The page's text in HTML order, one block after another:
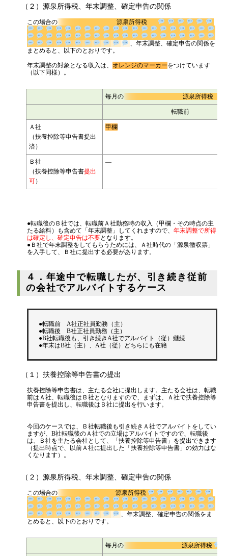
（２）源泉所得税、年末調整、確定申告の関係
この場合の 源泉所得税
、年末調整、確定申告の関係を
まとめると、以下のとおりです。
年末調整の対象となる収入は、 オレンジのマーカーをつけています
（以下同様）。
毎月の 源泉所得税
転職前
Ａ社
（扶養控除等申告書提出
済）
甲欄
Ｂ社
（扶養控除等申告書提出
可）
―
●転職後のＢ社では、転職前Ａ社勤務時の収入（甲欄・その時点の主
たる給料）も含めて「年末調整」してくれますので、 年末調整で所得
は確定し、確定申告は不要となります。
●Ｂ社で年末調整をしてもらうためには、Ａ社時代の「源泉徴収票」
を入手して、Ｂ社に提出する必要があります。
４．年途中で転職したが、引き続き従前
の会社でアルバイトするケース
●転職前 A社正社員勤務（主）
●転職後 B社正社員勤務（主）
●B社転職後も、引き続きA社でアルバイト（従）継続
●年末はB社（主）、A社（従）どちらにも在籍
（１）扶養控除等申告書の提出
扶養控除等申告書は、主たる会社に提出します。主たる会社は、転職
前はＡ社、転職後はＢ社となりますので、まずは、Ａ社で扶養控除等
申告書を提出し、転職後はＢ社に提出を行います。
今回のケースでは、Ｂ社転職後も引き続きＡ社でアルバイトをしてい
ますが、B社転職後のＡ社での立場はアルバイトですので、転職後
は、Ｂ社を主たる会社として、「扶養控除等申告書」を提出できます
（提出時点で、以前Ａ社に提出した「扶養控除等申告書」の効力はな
くなります）。
（２）源泉所得税、年末調整、確定申告の関係
この場合の 源泉所得税
、年末調整、確定申告の関係を
まとめると、以下のとおりです。
毎月の 源泉所得税